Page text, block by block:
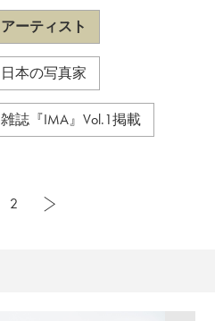
アーティスト
日本の写真家
雑誌『IMA』Vol.1掲載
2